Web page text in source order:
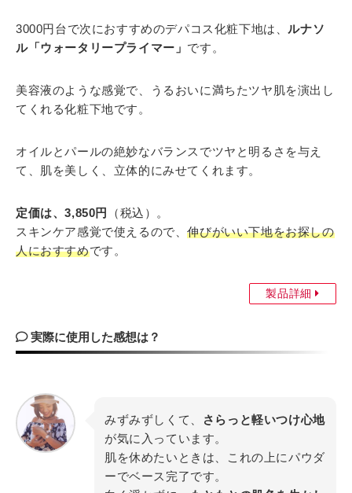
3000円台で次におすすめのデパコス化粧下地は、 ルナソ
ル「ウォータリープライマー」 です。
美容液のような感覚で、うるおいに満ちたツヤ肌を演出し
てくれる化粧下地です。
オイルとパールの絶妙なバランスでツヤと明るさを与え
て、肌を美しく、立体的にみせてくれます。
定価は、3,850円
（税込）。
スキンケア感覚で使えるので、伸びがいい下地をお探しの
人におすすめです。
製品詳細
実際に使用した感想は？
みずみずしくて、
さらっと軽いつけ心地
が気に入っています。
肌を休めたいときは、これの上にパウダ
ーでベース完了です。